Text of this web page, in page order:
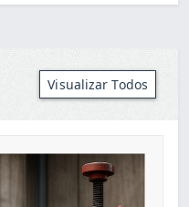
Visualizar Todos